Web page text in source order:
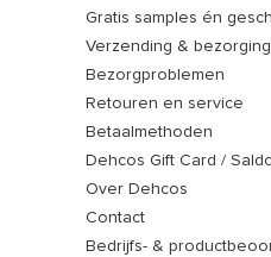
Gratis samples én
Verzending & bezorging
Bezorgproblemen
Retouren en service
Betaalmethoden
Dehcos Gift Card /
Over Dehcos
Contact
Bedrijfs- &